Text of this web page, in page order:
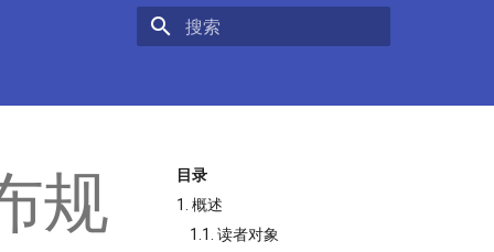
目录
1. 概述
1.1. 读者对象
规